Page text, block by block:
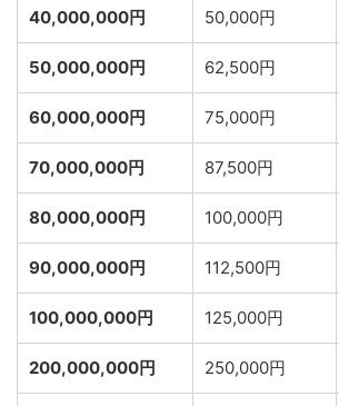
40,000,000円 50,000円
50,000,000円 62,500円
60,000,000円 75,000円
70,000,000円 87,500円
80,000,000円 100,000円
90,000,000円 112,500円
100,000,000円 125,000円
200,000,000円 250,000円